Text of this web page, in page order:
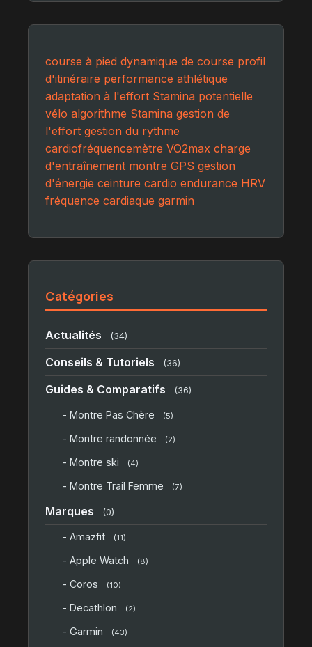
course à pied dynamique de course profil
d'itinéraire performance athlétique
adaptation à l'effort Stamina potentielle
vélo algorithme Stamina gestion de
l'effort gestion du rythme
cardiofréquencemètre VO2max charge
d'entraînement montre GPS gestion
d'énergie ceinture cardio endurance HRV
fréquence cardiaque garmin
Catégories
Actualités (34)
Conseils & Tutoriels (36)
Guides & Comparatifs (36)
- Montre Pas Chère (5)
- Montre randonnée (2)
- Montre ski (4)
- Montre Trail Femme (7)
Marques (0)
- Amazfit (11)
- Apple Watch (8)
- Coros (10)
- Decathlon (2)
- Garmin (43)